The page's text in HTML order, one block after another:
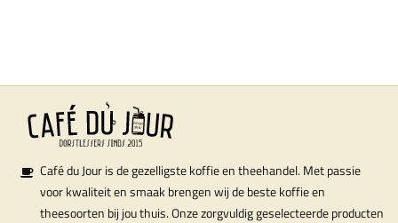
Café du Jour is de gezelligste koffie en theehandel. Met passie
voor kwaliteit en smaak brengen wij de beste koffie en
theesoorten bij jou thuis. Onze zorgvuldig geselecteerde producten